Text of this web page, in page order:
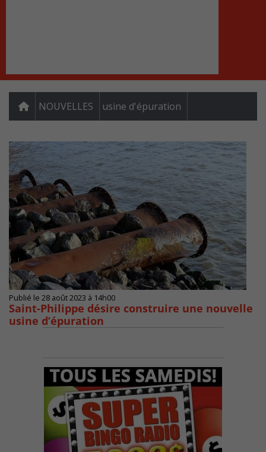
NOUVELLES usine d'épuration
Publié le 28 août 2023 à 14h00
Saint-Philippe désire construire une nouvelle
usine d’épuration